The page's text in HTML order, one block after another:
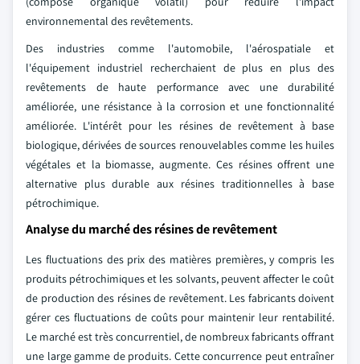
environnemental des revêtements.
Des industries comme l'automobile, l'aérospatiale et
l'équipement industriel recherchaient de plus en plus des
revêtements de haute performance avec une durabilité
améliorée, une résistance à la corrosion et une fonctionnalité
améliorée. L'intérêt pour les résines de revêtement à base
biologique, dérivées de sources renouvelables comme les huiles
végétales et la biomasse, augmente. Ces résines offrent une
alternative plus durable aux résines traditionnelles à base
pétrochimique.
Analyse du marché des résines de revêtement
Les fluctuations des prix des matières premières, y compris les
produits pétrochimiques et les solvants, peuvent affecter le coût
de production des résines de revêtement. Les fabricants doivent
gérer ces fluctuations de coûts pour maintenir leur rentabilité.
Le marché est très concurrentiel, de nombreux fabricants offrant
une large gamme de produits. Cette concurrence peut entraîner